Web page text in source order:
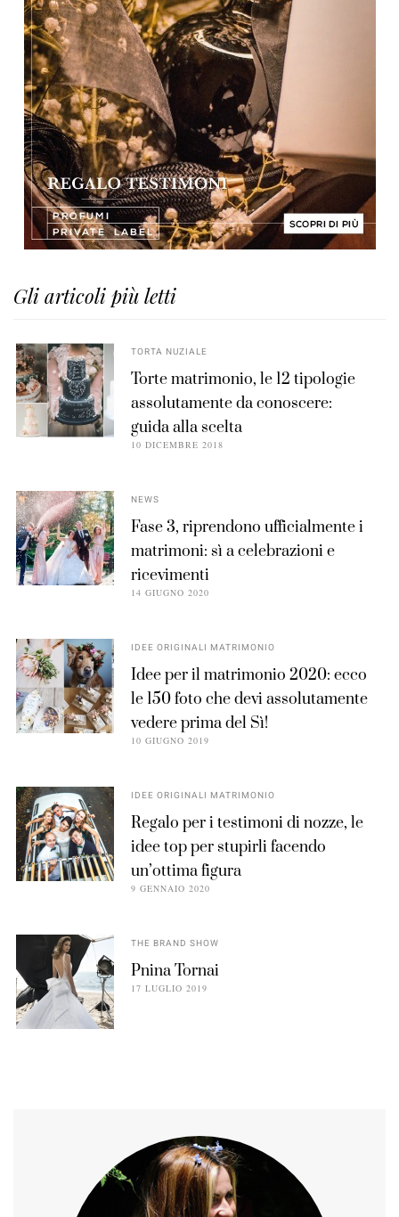
Gli articoli più letti
TORTA NUZIALE
Torte matrimonio, le 12 tipologie
assolutamente da conoscere:
guida alla scelta
10 DICEMBRE 2018
NEWS
Fase 3, riprendono ufficialmente i
matrimoni: sì a celebrazioni e
ricevimenti
14 GIUGNO 2020
IDEE ORIGINALI MATRIMONIO
Idee per il matrimonio 2020: ecco
le 150 foto che devi assolutamente
vedere prima del Sì!
10 GIUGNO 2019
IDEE ORIGINALI MATRIMONIO
Regalo per i testimoni di nozze, le
idee top per stupirli facendo
un’ottima figura
9 GENNAIO 2020
THE BRAND SHOW
Pnina Tornai
17 LUGLIO 2019